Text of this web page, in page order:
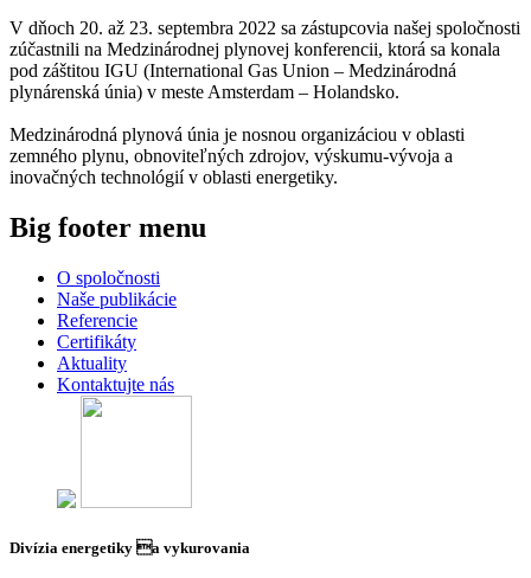
V dňoch 20. až 23. septembra 2022 sa zástupcovia našej spoločnosti
zúčastnili na Medzinárodnej plynovej konferencii, ktorá sa konala
pod záštitou IGU (International Gas Union – Medzinárodná
plynárenská únia) v meste Amsterdam – Holandsko.
Medzinárodná plynová únia je nosnou organizáciou v oblasti
zemného plynu, obnoviteľných zdrojov, výskumu-vývoja a
inovačných technológií v oblasti energetiky.
Big footer menu
O spoločnosti
Naše publikácie
Referencie
Certifikáty
Aktuality
Kontaktujte nás
Divízia energetiky a vykurovania